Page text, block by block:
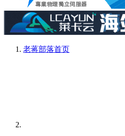
老蒋部落首页